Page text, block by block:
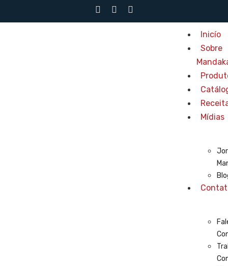
Inicío
Sobre
Mídias